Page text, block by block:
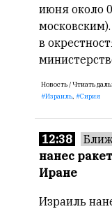
июня около
в
Новость /Чтиать
Израиль, Сирия
12:38
нанес
Иране
Израиль